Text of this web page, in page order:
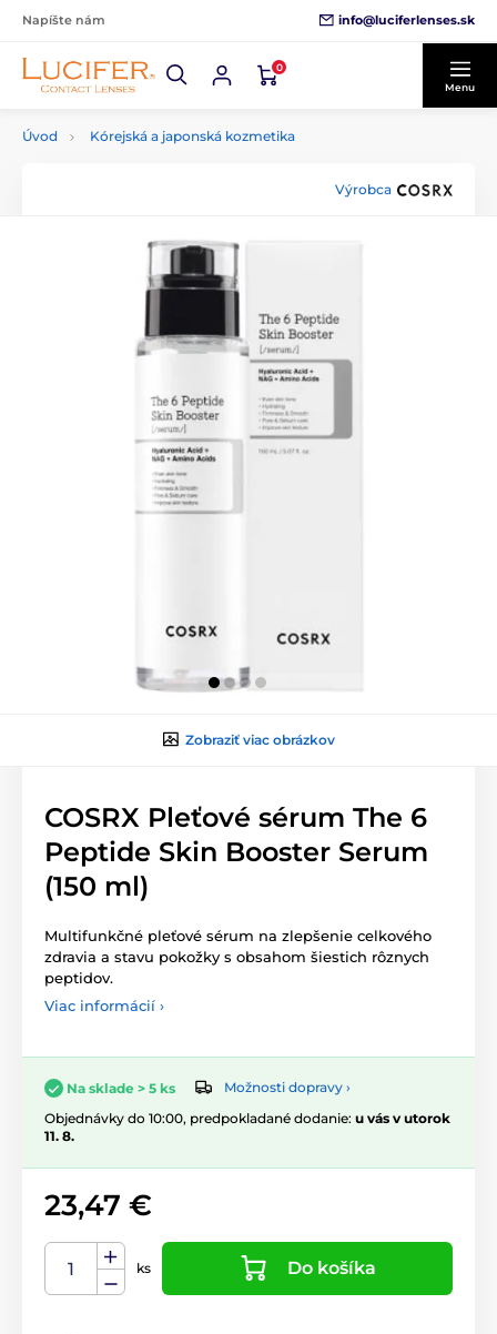
Napíšte nám info@luciferlenses.sk
0
Menu
Úvod Kórejská a japonská kozmetika
Výrobca
Zobraziť viac obrázkov
COSRX Pleťové sérum The 6
Peptide Skin Booster Serum
(150 ml)
Multifunkčné pleťové sérum na zlepšenie celkového
zdravia a stavu pokožky s obsahom šiestich rôznych
peptidov.
Viac informácií ›
Na sklade > 5 ks
Možnosti dopravy ›
Objednávky do 10:00, predpokladané dodanie: u vás v utorok
11. 8.
23,47 €
ks Do košíka